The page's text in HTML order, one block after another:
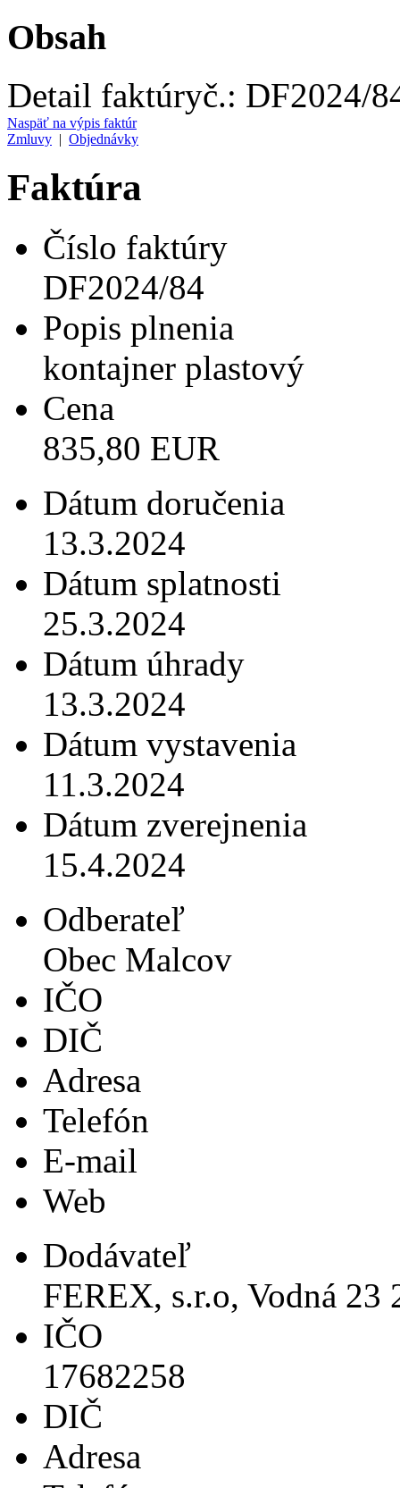
Obsah
Detail faktúryč.: DF2024/
Naspäť na výpis faktúr
Zmluvy | Objednávky
Faktúra
Číslo faktúry
DF2024/84
Popis plnenia
kontajner plastový
Cena
835,80 EUR
Dátum doručenia
13.3.2024
Dátum splatnosti
25.3.2024
Dátum úhrady
13.3.2024
Dátum vystavenia
11.3.2024
Dátum zverejnenia
15.4.2024
Odberateľ
Obec Malcov
IČO
DIČ
Adresa
Telefón
E-mail
Web
Dodávateľ
FEREX, s.r.o, Vodná 23
IČO
17682258
DIČ
Adresa